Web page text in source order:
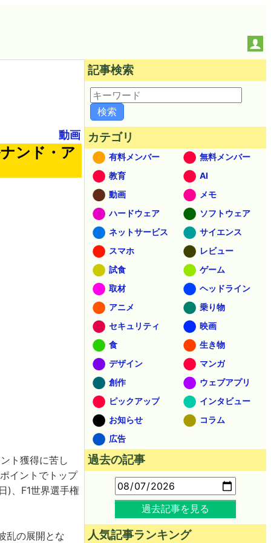
動画
ンド・ア
ト獲得に苦し
イントでトップ
)、F1世界選手権
乱の展開とな
記事検索
カテゴリ
有料メンバー
無料メンバー
教育
AI
動画
メモ
ハードウェア
ソフトウェア
ネットサービス
サイエンス
スマホ
レビュー
試食
ゲーム
取材
ヘッドライン
アニメ
乗り物
セキュリティ
映画
食
生き物
デザイン
マンガ
創作
ウェブアプリ
ピックアップ
インタビュー
お知らせ
コラム
広告
過去の記事
過去記事を見る
人気記事ランキング